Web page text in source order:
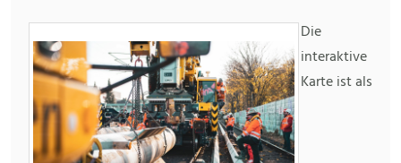
Die
interaktive
Karte ist als